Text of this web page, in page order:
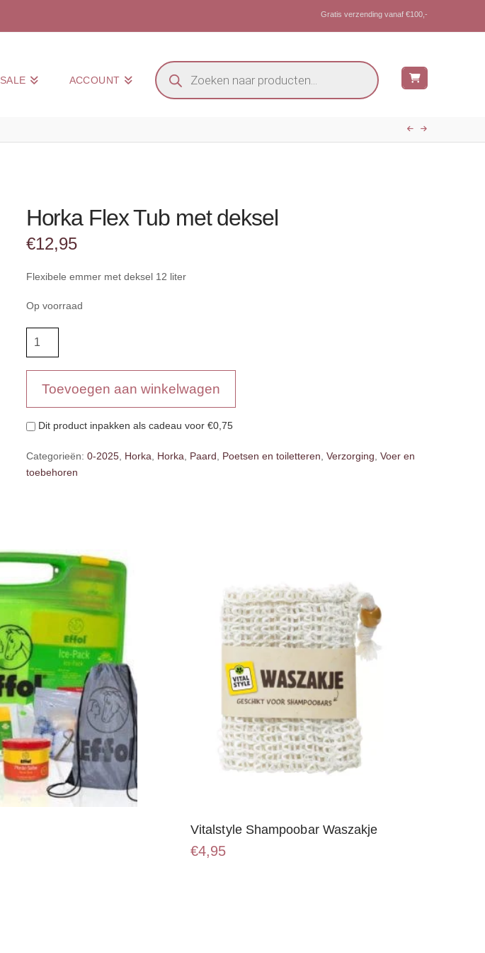
Gratis verzending vanaf €100,-
SALE ACCOUNT
Producten
zoeken
Horka Flex Tub met deksel
€12,95
Flexibele emmer met deksel 12 liter
Op voorraad
metToevoegen aan winkelwagen
Dit product inpakken als cadeau voor €0,75
Categorieën: 0-2025, Horka Horka Paard Poetsen en toiletteren Verzorging Voer en
toebehoren
Vitalstyle Shampoobar Waszakje
€4,95